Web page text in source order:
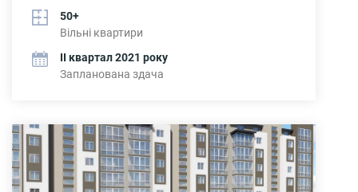
50+
Вільні квартири
ІІ квартал 2021 року
Запланована здача